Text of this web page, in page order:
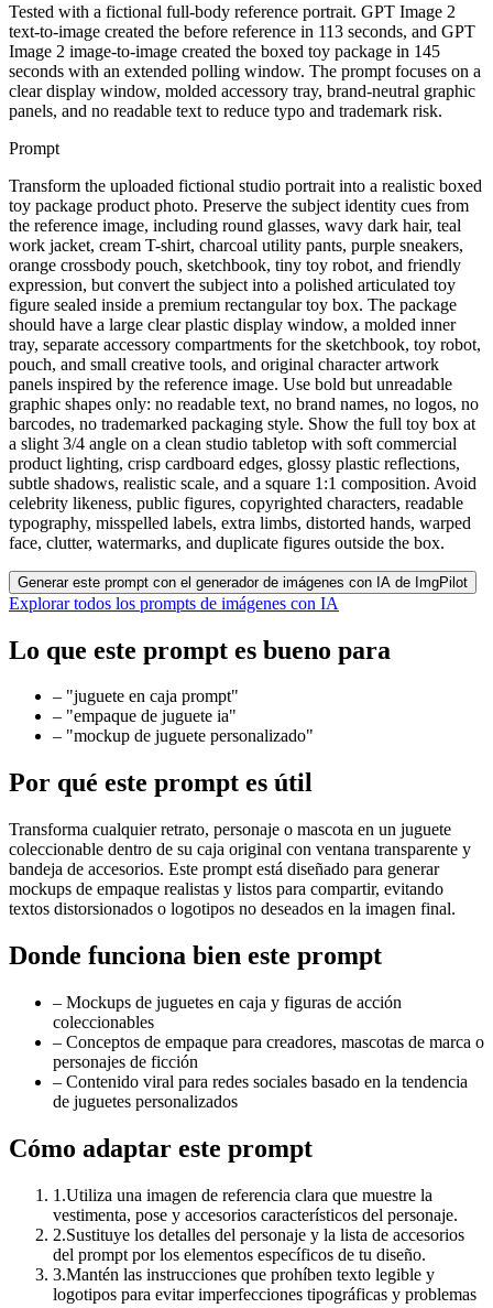
Tested with a fictional full-body reference portrait. GPT Image 2
text-to-image created the before reference in 113 seconds, and GPT
Image 2 image-to-image created the boxed toy package in 145
seconds with an extended polling window. The prompt focuses on a
clear display window, molded accessory tray, brand-neutral graphic
panels, and no readable text to reduce typo and trademark risk.
Prompt
Transform the uploaded fictional studio portrait into a realistic boxed
toy package product photo. Preserve the subject identity cues from
the reference image, including round glasses, wavy dark hair, teal
work jacket, cream T-shirt, charcoal utility pants, purple sneakers,
orange crossbody pouch, sketchbook, tiny toy robot, and friendly
expression, but convert the subject into a polished articulated toy
figure sealed inside a premium rectangular toy box. The package
should have a large clear plastic display window, a molded inner
tray, separate accessory compartments for the sketchbook, toy robot,
pouch, and small creative tools, and original character artwork
panels inspired by the reference image. Use bold but unreadable
graphic shapes only: no readable text, no brand names, no logos, no
barcodes, no trademarked packaging style. Show the full toy box at
a slight 3/4 angle on a clean studio tabletop with soft commercial
product lighting, crisp cardboard edges, glossy plastic reflections,
subtle shadows, realistic scale, and a square 1:1 composition. Avoid
celebrity likeness, public figures, copyrighted characters, readable
typography, misspelled labels, extra limbs, distorted hands, warped
face, clutter, watermarks, and duplicate figures outside the box.
Generar este prompt con el generador de imágenes con IA de ImgPilot
Explorar todos los prompts de imágenes con IA
Lo que este prompt es bueno para
– "juguete en caja prompt"
– "empaque de juguete ia"
– "mockup de juguete personalizado"
Por qué este prompt es útil
Transforma cualquier retrato, personaje o mascota en un juguete
coleccionable dentro de su caja original con ventana transparente y
bandeja de accesorios. Este prompt está diseñado para generar
mockups de empaque realistas y listos para compartir, evitando
textos distorsionados o logotipos no deseados en la imagen final.
Donde funciona bien este prompt
– Mockups de juguetes en caja y figuras de acción
coleccionables
– Conceptos de empaque para creadores, mascotas de marca o
personajes de ficción
– Contenido viral para redes sociales basado en la tendencia
de juguetes personalizados
Cómo adaptar este prompt
1 .Utiliza una imagen de referencia clara que muestre la
vestimenta, pose y accesorios característicos del personaje.
2.Sustituye los detalles del personaje y la lista de accesorios
del prompt por los elementos específicos de tu diseño.
3.Mantén las instrucciones que prohíben texto legible y
logotipos para evitar imperfecciones tipográficas y problemas